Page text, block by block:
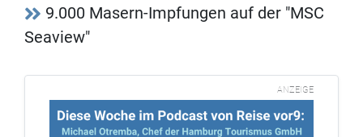
9.000 Masern-Impfungen auf der "MSC
Seaview"
ANZEIGE